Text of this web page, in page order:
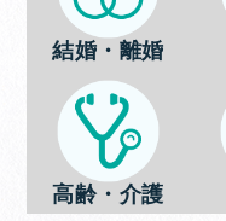
結婚・離婚
高齢・介護